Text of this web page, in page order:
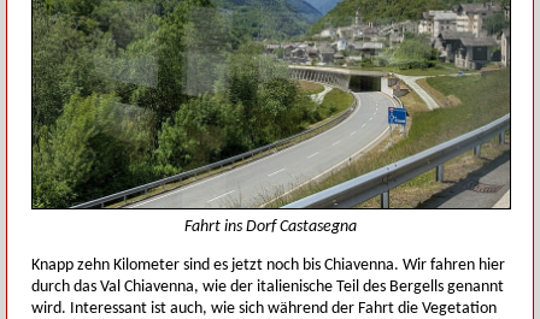
Fahrt ins Dorf Castasegna
Knapp zehn Kilometer sind es jetzt noch bis Chiavenna. Wir fahren hier
durch das Val Chiavenna, wie der italienische Teil des Bergells genannt
wird. Interessant ist auch, wie sich während der Fahrt die Vegetation